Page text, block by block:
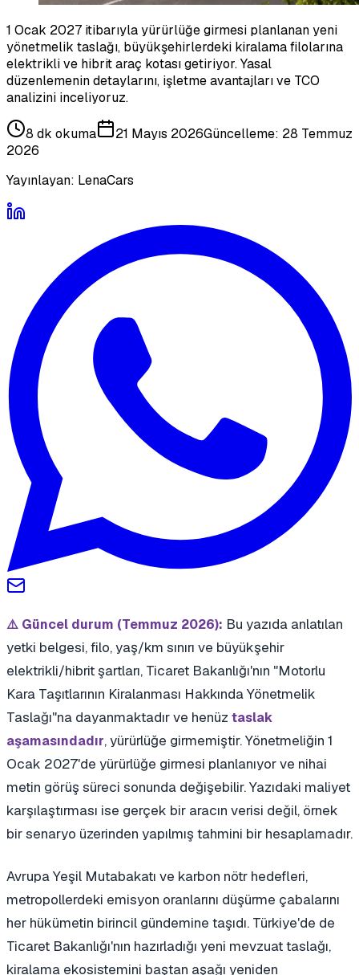
1 Ocak 2027 itibarıyla yürürlüğe girmesi planlanan yeni
yönetmelik taslağı, büyükşehirlerdeki kiralama filolarına
elektrikli ve hibrit araç kotası getiriyor. Yasal
düzenlemenin detaylarını, işletme avantajları ve TCO
analizini inceliyoruz.
8 dk okuma 21 Mayıs 2026Güncelleme: 28 Temmuz
2026
Yayınlayan: LenaCars
⚠️ Güncel durum (Temmuz 2026): Bu yazıda anlatılan
yetki belgesi, filo, yaş/km sınırı ve büyükşehir
elektrikli/hibrit şartları, Ticaret Bakanlığı'nın "Motorlu
Kara Taşıtlarının Kiralanması Hakkında Yönetmelik
Taslağı"na dayanmaktadır ve henüz taslak
aşamasındadır, yürürlüğe girmemiştir. Yönetmeliğin 1
Ocak 2027'de yürürlüğe girmesi planlanıyor ve nihai
metin görüş süreci sonunda değişebilir. Yazıdaki maliyet
karşılaştırması ise gerçek bir aracın verisi değil, örnek
bir senaryo üzerinden yapılmış tahmini bir hesaplamadır.
Avrupa Yeşil Mutabakatı ve karbon nötr hedefleri,
metropollerdeki emisyon oranlarını düşürme çabalarını
her hükümetin birincil gündemine taşıdı. Türkiye'de de
Ticaret Bakanlığı'nın hazırladığı yeni mevzuat taslağı,
kiralama ekosistemini baştan aşağı yeniden